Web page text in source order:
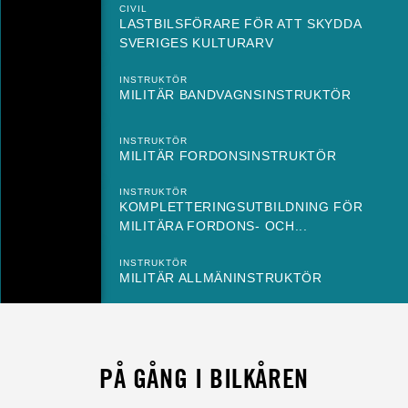
CIVIL
LASTBILSFÖRARE FÖR ATT SKYDDA
SVERIGES KULTURARV
INSTRUKTÖR
MILITÄR BANDVAGNSINSTRUKTÖR
INSTRUKTÖR
MILITÄR FORDONSINSTRUKTÖR
INSTRUKTÖR
KOMPLETTERINGSUTBILDNING FÖR
MILITÄRA FORDONS- OCH...
INSTRUKTÖR
MILITÄR ALLMÄNINSTRUKTÖR
PÅ GÅNG I BILKÅREN